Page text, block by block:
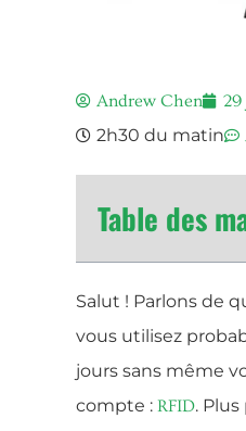
Andrew Chen
2h30 du matin
Table des
Salut ! Parlons de
vous utilisez
jours sans même
compte : RFID.